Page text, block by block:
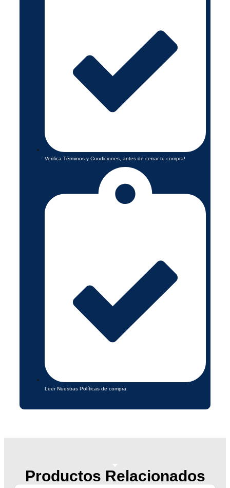
Verifica Términos y Condiciones, antes de cerrar tu compra!
Leer Nuestras Políticas de compra.
Productos Relacionados